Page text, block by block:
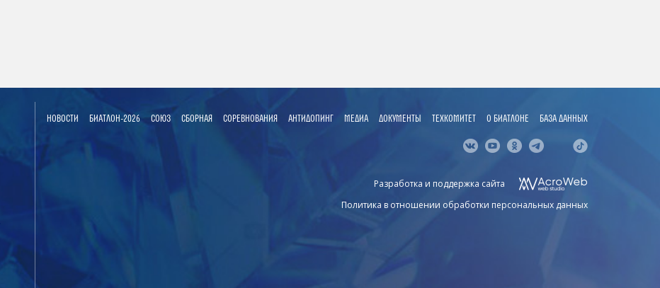
НОВОСТИ БИАТЛОН-2026 СОЮЗ СБОРНАЯ СОРЕВНОВАНИЯ АНТИДОПИНГ МЕДИА ДОКУМЕНТЫ ТЕХКОМИТЕТ О БИАТЛОНЕ БАЗА ДАННЫХ
Разработка и поддержка сайта
Политика в отношении обработки персональных данных